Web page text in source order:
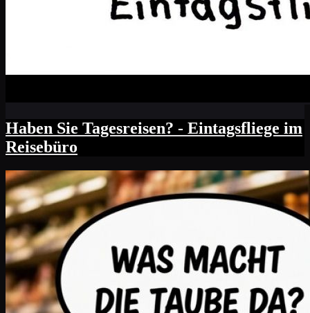
Haben Sie Tagesreisen? - Eintagsfliege im
Reisebüro